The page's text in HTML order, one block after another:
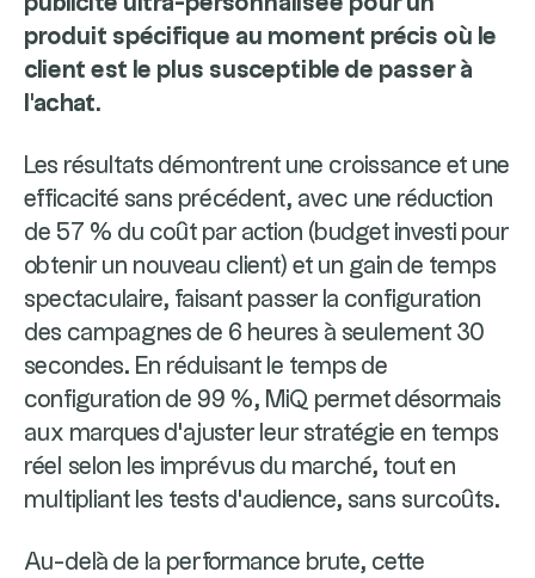
produit spécifique au moment précis où le
client est le plus susceptible de passer à
l'achat.
Les résultats démontrent une croissance et une
efficacité sans précédent, avec une réduction
de 57 % du coût par action (budget investi pour
obtenir un nouveau client) et un gain de temps
spectaculaire, faisant passer la configuration
des campagnes de 6 heures à seulement 30
secondes. En réduisant le temps de
configuration de 99 %, MiQ permet désormais
aux marques d'ajuster leur stratégie en temps
réel selon les imprévus du marché, tout en
multipliant les tests d'audience, sans surcoûts.
Au-delà de la performance brute, cette